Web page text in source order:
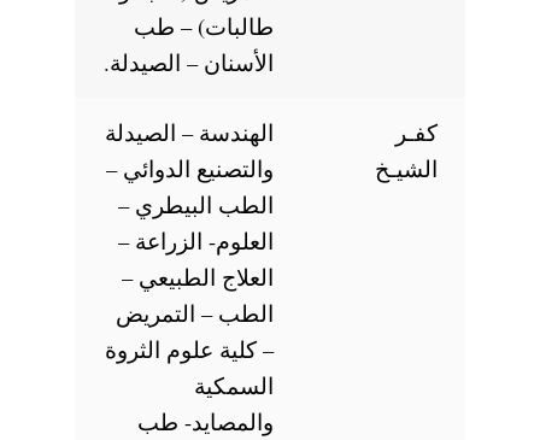
طالبات) – طب
الأسنان – الصيدلة.
الهندسة – الصيدلة
والتصنيع الدوائي –
الطب البيطري –
العلوم- الزراعة –
العلاج الطبيعي –
الطب – التمريض
– كلية علوم الثروة
والمصايد- طب